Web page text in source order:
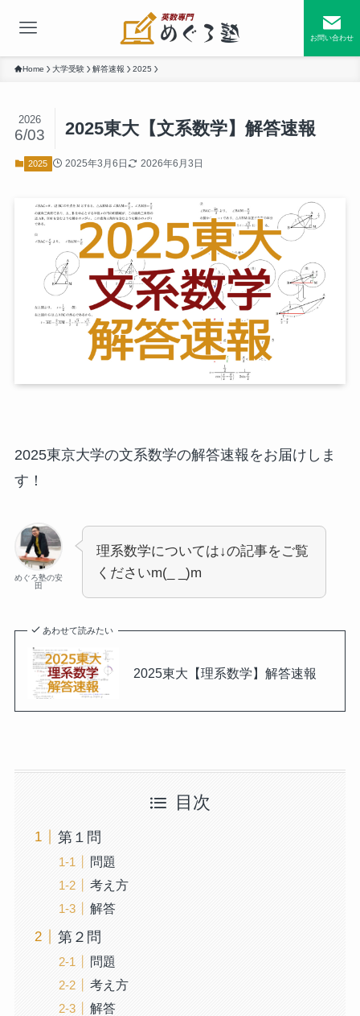
お問い合わせ
Home 大学受験 解答速報 2025
2025東大【文系数学】解答速報
2026
6/03
2025 2025年3月6日 2026年6月3日
2025東京大学の文系数学の解答速報をお届けしま
す！
めぐろ塾の安
田
理系数学については↓の記事をご覧
くださいm(_ _)m
あわせて読みたい
2025東大【理系数学】解答速報
目次
第１問
問題
考え方
解答
第２問
問題
考え方
解答